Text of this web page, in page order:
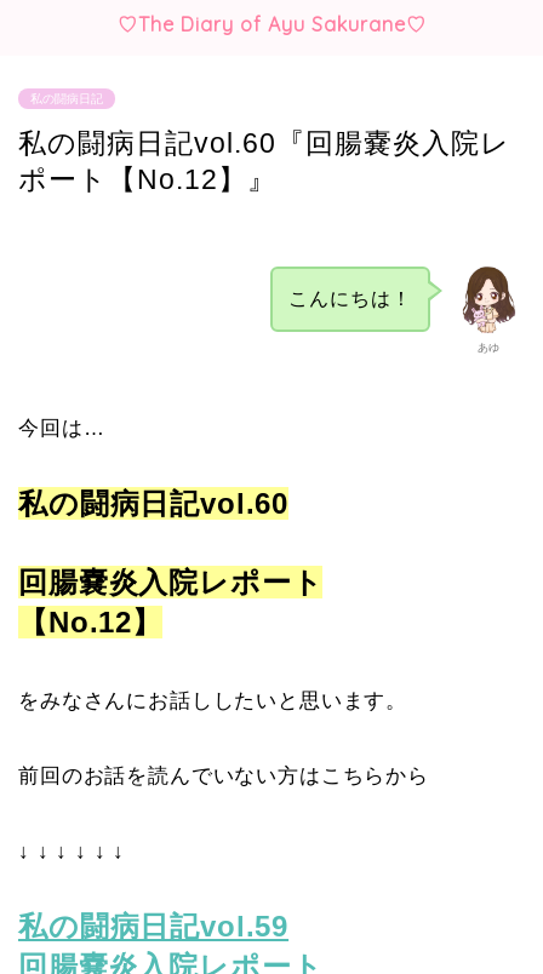
♡The Diary of Ayu Sakurane♡
私の闘病日記
私の闘病日記vol.60『回腸嚢炎入院レ
ポート【No.12】』
あゆ
こんにちは！
今回は…
私の闘病日記vol.60
回腸嚢炎入院レポート
【No.12】
をみなさんにお話ししたいと思います。
前回のお話を読んでいない方はこちらから
↓ ↓ ↓ ↓ ↓ ↓
私の闘病日記vol.59
回腸嚢炎入院レポート